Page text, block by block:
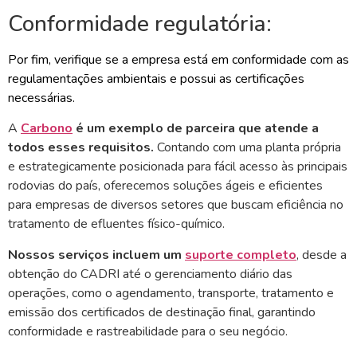
Conformidade regulatória:
Por fim, verifique se a empresa está em conformidade com as
regulamentações ambientais e possui as certificações
necessárias.
A Carbono é um exemplo de parceira que atende a
todos esses requisitos. Contando com uma planta própria
e estrategicamente posicionada para fácil acesso às principais
rodovias do país, oferecemos soluções ágeis e eficientes
para empresas de diversos setores que buscam eficiência no
tratamento de efluentes físico-químico.
Nossos serviços incluem um suporte completo, desde a
obtenção do CADRI até o gerenciamento diário das
operações, como o agendamento, transporte, tratamento e
emissão dos certificados de destinação final, garantindo
conformidade e rastreabilidade para o seu negócio.